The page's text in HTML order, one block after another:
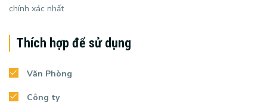
chính xác nhất
Thích hợp để sử dụng
Văn Phòng
Công ty